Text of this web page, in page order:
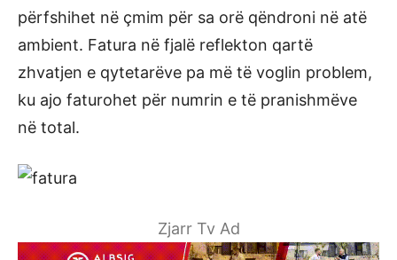
përfshihet në çmim për sa orë qëndroni në atë
ambient. Fatura në fjalë reflekton qartë
zhvatjen e qytetarëve pa më të voglin problem,
ku ajo faturohet për numrin e të pranishmëve
në total.
Zjarr Tv Ad